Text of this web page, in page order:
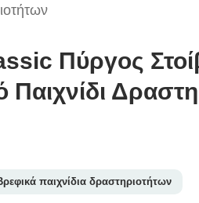
Πύργος
Παιχνίδι
παιχνίδια δραστηριοτήτων